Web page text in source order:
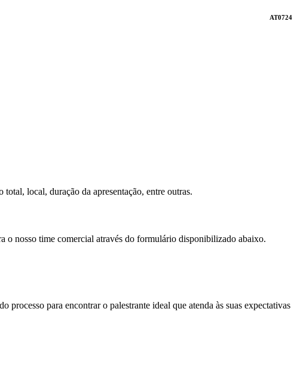
AT0724
local, duração da apresentação, entre outras.
o nosso time comercial através do formulário disponibilizado abaixo.
para encontrar o palestrante ideal que atenda às suas expectativas